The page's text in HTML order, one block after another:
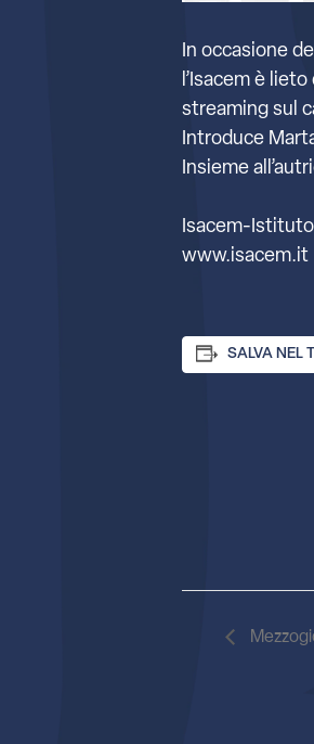
In occasione
l’Isacem è
streaming sul
Introduce
Insieme
Isacem-Istituto
www.isacem.it
SALVA NEL